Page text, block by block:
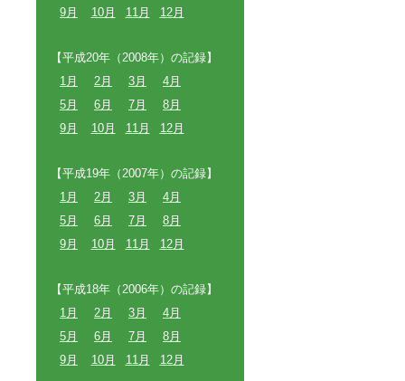
9月
10月 11月 12月
【平成20年（2008年）の記録】
1月
2月 3月
4月
5月
6月 7月
8月
9月
10月 11月 12月
【平成19年（2007年）の記録】
1月
2月 3月
4月
5月
6月 7月
8月
9月
10月 11月 12月
【平成18年（2006年）の記録】
1月
2月 3月
4月
5月
6月 7月
8月
9月
10月 11月 12月